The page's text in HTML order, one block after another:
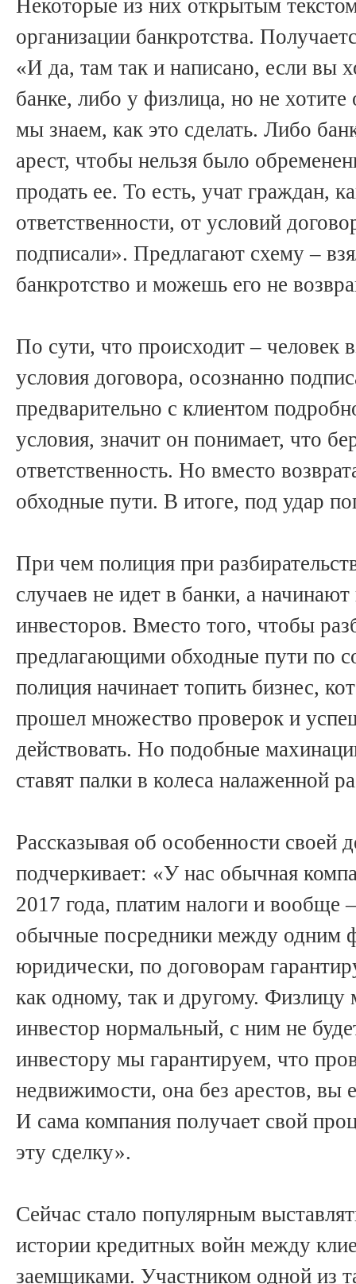
Некоторые из них открытым
организации банкротства.
«И да, там так и написано, если вы
банке, либо у физлица, но не
мы знаем, как это сделать. Либо
арест, чтобы нельзя было
продать ее. То есть, учат граждан,
ответственности, от условий
подписали». Предлагают схему –
банкротство и можешь его не
По сути, что происходит – человек
условия договора, осознанно
предварительно с клиентом
условия, значит он понимает, что
ответственность. Но вместо
обходные пути. В итоге, под удар
При чем полиция при
случаев не идет в банки, а
инвесторов. Вместо того, чтобы
предлагающими обходные пути по
полиция начинает топить бизнес,
прошел множество проверок и
действовать. Но подобные
ставят палки в колеса налаженной
Рассказывая об особенности своей
подчеркивает: «У нас обычная
2017 года, платим налоги и
обычные посредники между одним
юридически, по договорам
как одному, так и другому.
инвестор нормальный, с ним не
инвестору мы гарантируем, что
недвижимости, она без арестов, вы
И сама компания получает свой
эту сделку».
Сейчас стало популярным
истории кредитных войн между
заемщиками. Участником одной из